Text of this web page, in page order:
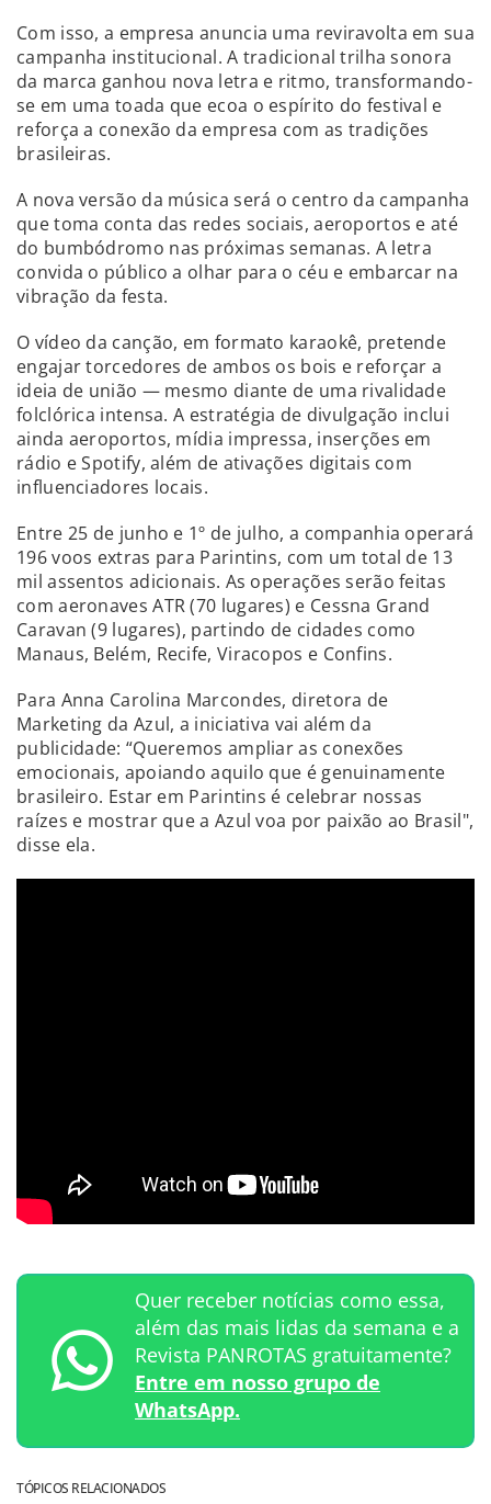
Com isso, a empresa anuncia uma reviravolta em sua
campanha institucional. A tradicional trilha sonora
da marca ganhou nova letra e ritmo, transformando-
se em uma toada que ecoa o espírito do festival e
reforça a conexão da empresa com as tradições
brasileiras.
A nova versão da música será o centro da campanha
que toma conta das redes sociais, aeroportos e até
do bumbódromo nas próximas semanas. A letra
convida o público a olhar para o céu e embarcar na
vibração da festa.
O vídeo da canção, em formato karaokê, pretende
engajar torcedores de ambos os bois e reforçar a
ideia de união — mesmo diante de uma rivalidade
folclórica intensa. A estratégia de divulgação inclui
ainda aeroportos, mídia impressa, inserções em
rádio e Spotify, além de ativações digitais com
influenciadores locais.
Entre 25 de junho e 1º de julho, a companhia operará
196 voos extras para Parintins, com um total de 13
mil assentos adicionais. As operações serão feitas
com aeronaves ATR (70 lugares) e Cessna Grand
Caravan (9 lugares), partindo de cidades como
Manaus, Belém, Recife, Viracopos e Confins.
Para Anna Carolina Marcondes, diretora de
Marketing da Azul, a iniciativa vai além da
publicidade: “Queremos ampliar as conexões
emocionais, apoiando aquilo que é genuinamente
brasileiro. Estar em Parintins é celebrar nossas
raízes e mostrar que a Azul voa por paixão ao Brasil",
disse ela.
Quer receber notícias como essa,
além das mais lidas da semana e a
Revista PANROTAS gratuitamente?
Entre em nosso grupo de
WhatsApp.
TÓPICOS RELACIONADOS